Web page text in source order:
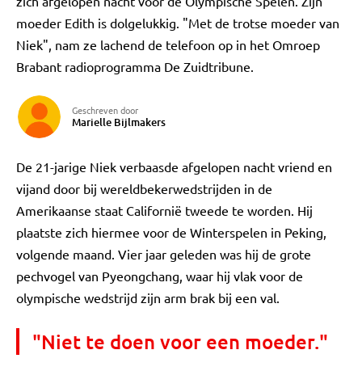
moeder Edith is dolgelukkig. "Met de trotse moeder van
Niek", nam ze lachend de telefoon op in het Omroep
Brabant radioprogramma De Zuidtribune.
Geschreven door
Marielle Bijlmakers
De 21-jarige Niek verbaasde afgelopen nacht vriend en
vijand door bij wereldbekerwedstrijden in de
Amerikaanse staat Californië tweede te worden. Hij
plaatste zich hiermee voor de Winterspelen in Peking,
volgende maand. Vier jaar geleden was hij de grote
pechvogel van Pyeongchang, waar hij vlak voor de
olympische wedstrijd zijn arm brak bij een val.
"Niet te doen voor een moeder."